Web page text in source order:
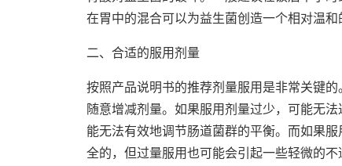
在胃中的混合可以为益生菌创造一个相对温
二、合适的服用剂量
按照产品说明书的推荐剂量服用是非常关键
随意增减剂量。如果服用剂量过少，可能无
能无法有效地调节肠道菌群的平衡。而如果
全的，但过量服用也可能会引起一些轻微的不